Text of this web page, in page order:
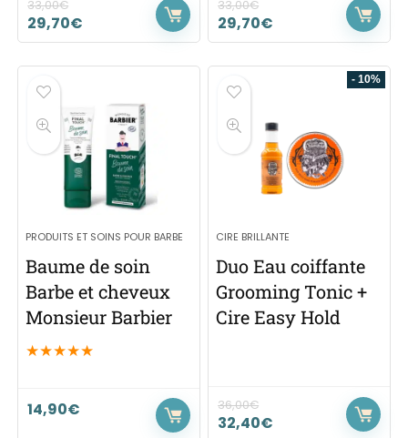
33,00€
29,70€
33,00€
29,70€
PRODUITS ET SOINS POUR BARBE
Baume de soin
Barbe et cheveux
Monsieur Barbier
★★★★★
14,90€
- 10%
CIRE BRILLANTE
Duo Eau coiffante
Grooming Tonic +
Cire Easy Hold
36,00€
32,40€